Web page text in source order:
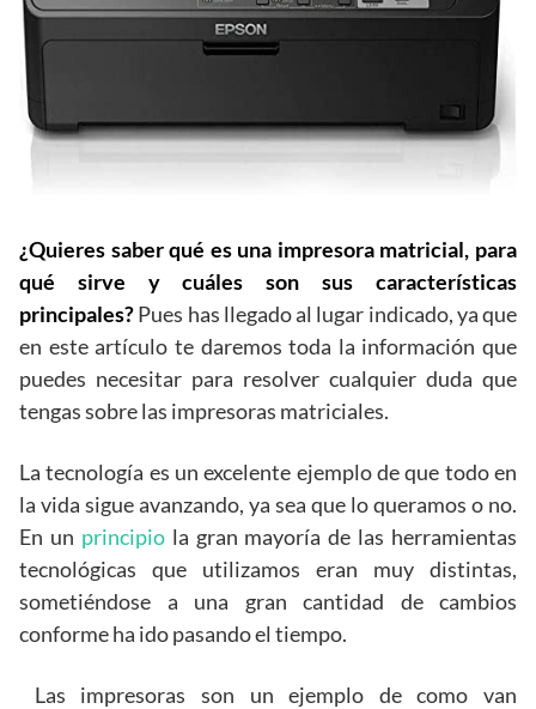
¿Quieres saber qué es una impresora matricial, para
qué sirve y cuáles son sus características
principales?Pues has llegado al lugar indicado, ya que
en este artículo te daremos toda la información que
puedes necesitar para resolver cualquier duda que
tengas sobre las impresoras matriciales.
La tecnología es un excelente ejemplo de que todo en
la vida sigue avanzando, ya sea que lo queramos o no.
En un principiola gran mayoría de las herramientas
tecnológicas que utilizamos eran muy distintas,
sometiéndose a una gran cantidad de cambios
conforme ha ido pasando el tiempo.
Las impresoras son un ejemplo de como van